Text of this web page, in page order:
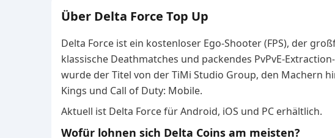
Über Delta Force Top Up
Delta Force ist ein kostenloser Ego-Shooter (FPS), der
klassische Deathmatches und packendes PvPvE-
wurde der Titel von der TiMi Studio Group, den Machern
Kings und Call of Duty: Mobile.
Aktuell ist Delta Force für Android, iOS und PC erhältlich.
Wofür lohnen sich Delta Coins am meisten?